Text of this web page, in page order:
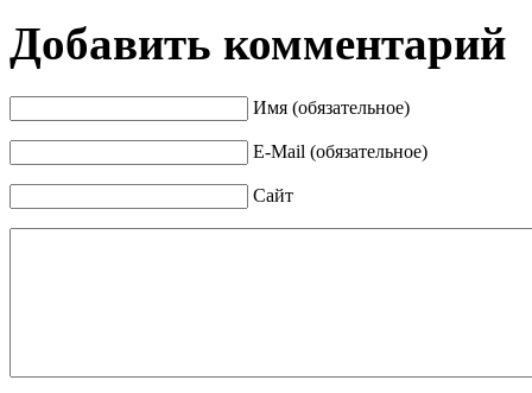
Добавить комментарий
Имя (обязательное)
E-Mail (обязательное)
Сайт